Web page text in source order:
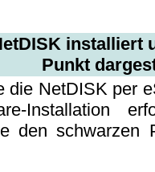
installiert
Punkt
die NetDISK per
Installation
den schwarzen